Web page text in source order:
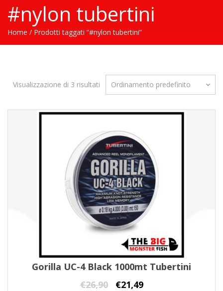
#nylon tubertini
Home / Prodotti taggati “#nylon tubertini”
Visualizzazione di 3 risultati
Gorilla UC-4 Black 1000mt Tubertini
€26,90 €21,49